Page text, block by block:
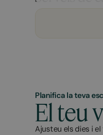
Planifica la teva
El teu
Ajusteu els dies i